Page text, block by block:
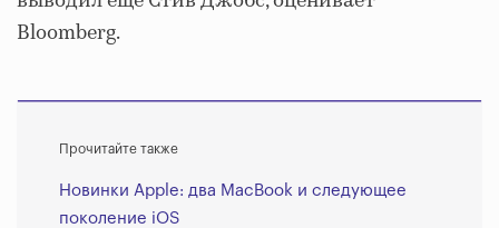
Bloomberg.
Прочитайте также
Новинки Apple: два MacBook и следующее
поколение iOS